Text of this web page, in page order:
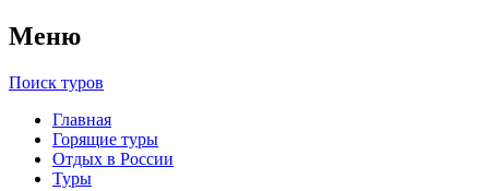
Меню
Поиск туров
Главная
Горящие туры
Отдых в России
Туры